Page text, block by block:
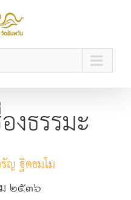
งธรรมะ
ญ ฐิตธมฺโม
๒๕๓๖